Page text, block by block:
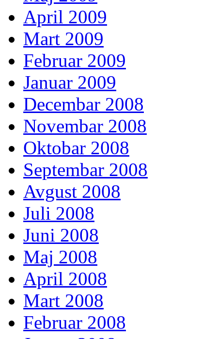
April 2009
Mart 2009
Februar 2009
Januar 2009
Decembar 2008
Novembar 2008
Oktobar 2008
Septembar 2008
Avgust 2008
Juli 2008
Juni 2008
Maj 2008
April 2008
Mart 2008
Februar 2008